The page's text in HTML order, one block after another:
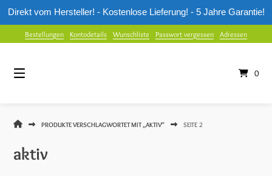
Direkt vom Hersteller! - Kostenlose Lieferung! - 5 Jahre Garantie!
zum
Bestellungen Kontodetails Wunschliste Passwort vergessen Adressen
0
MUUWMIPRODUKTE VERSCHLAGWORTET MIT „AKTIV“ SEITE 2
aktiv